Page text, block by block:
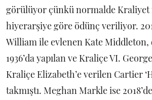
görülüyor çünkü normalde
hiyerarşiye göre ödünç veriliyor.
William ile evlenen Kate Middleton,
1936’da yapılan ve Kraliçe VI.
Kraliçe Elizabeth’e verilen Cartier
takmıştı. Meghan Markle ise